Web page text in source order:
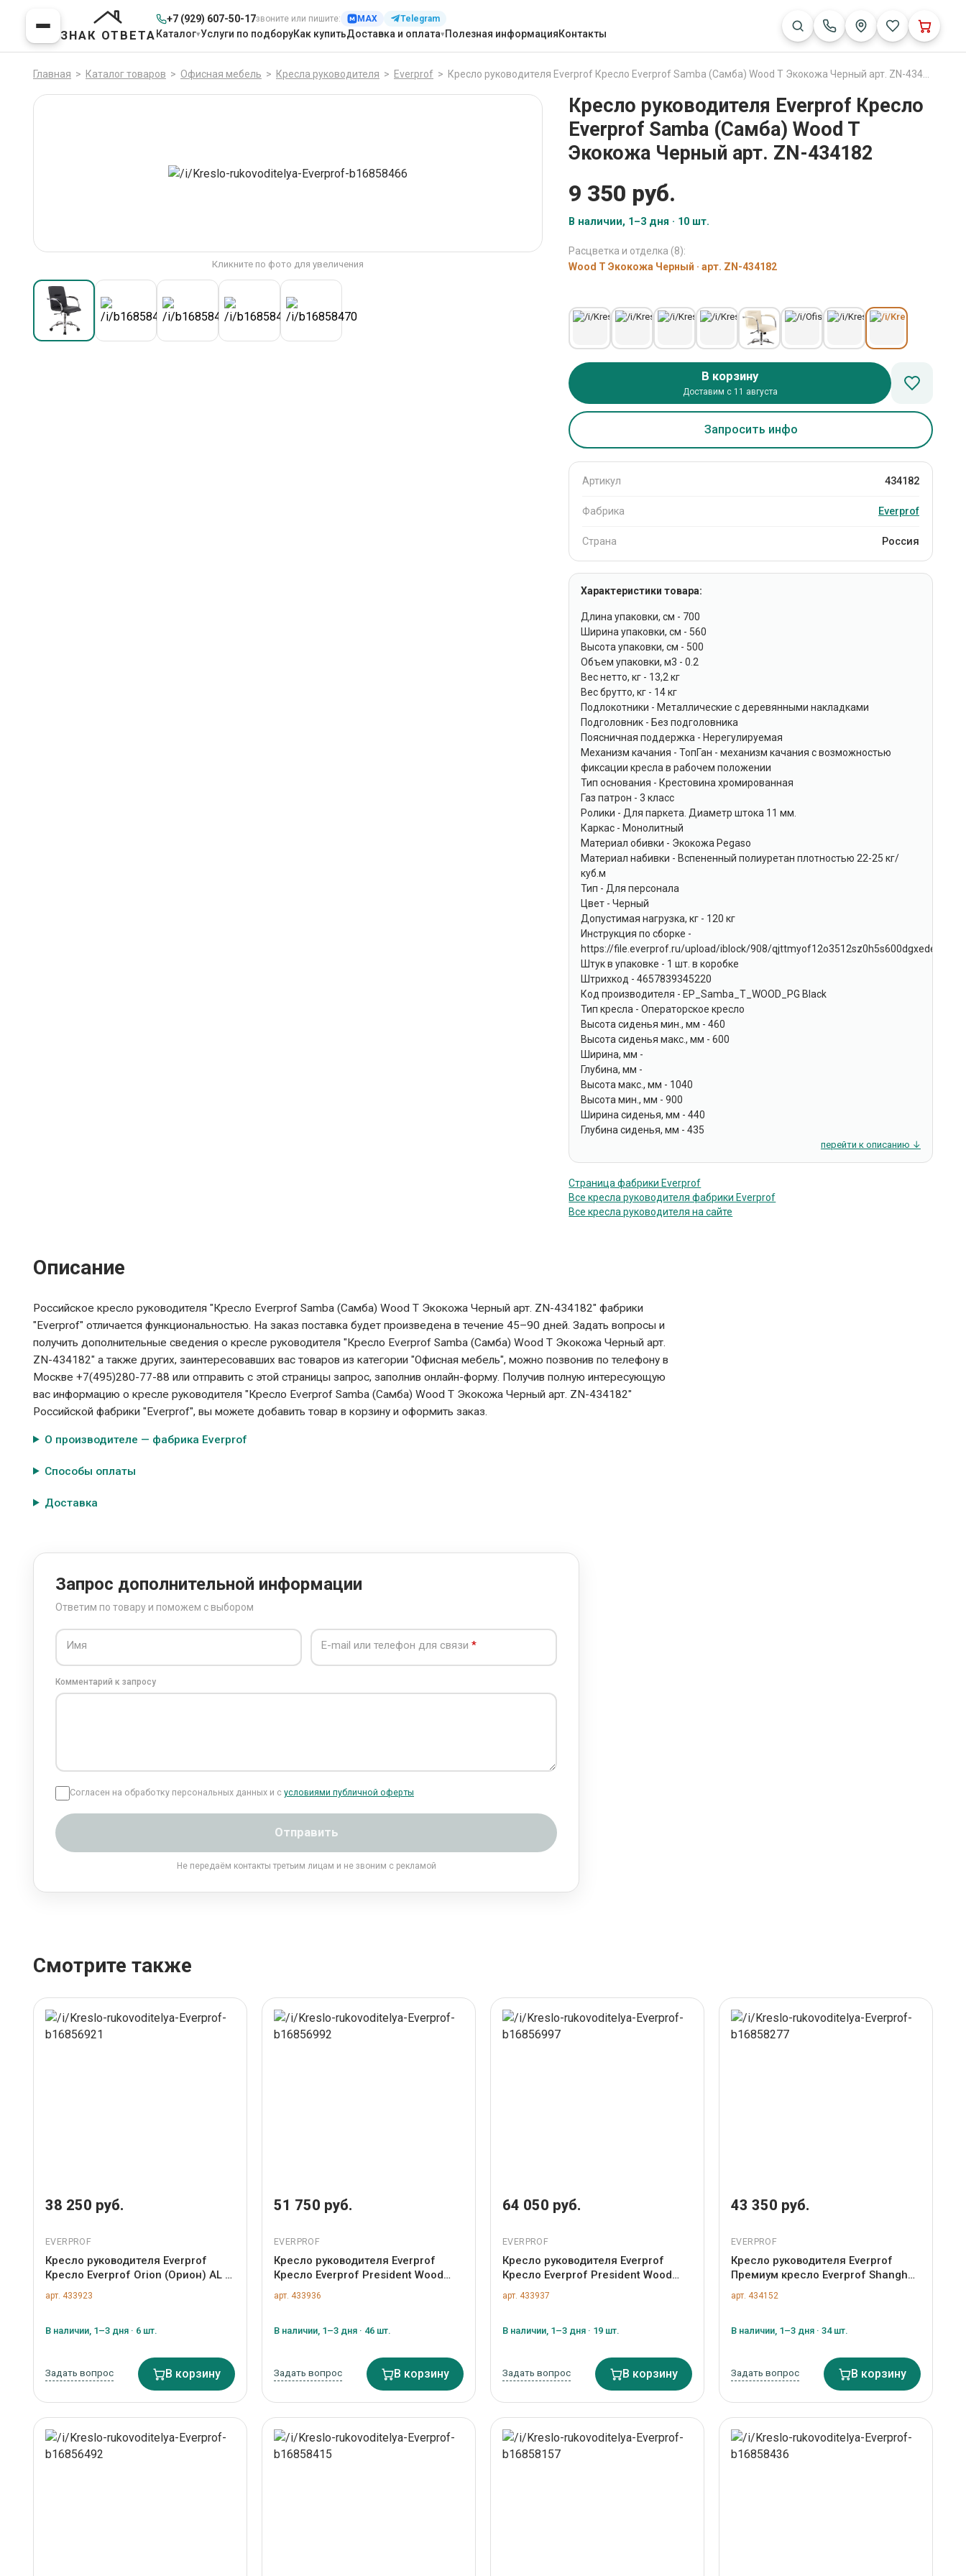
ЗНАК ОТВЕТА
+7 (929) 607-50-17звоните или пишите: MAX Telegram
Каталог Услуги по подборуКак купитьДоставка и оплата Полезная информацияКонтакты
Главная > Каталог товаров > Офисная мебель > Кресла руководителя > Everprof > Кресло руководителя Everprof Кресло Everprof Samba (Самба) Wood T Экокожа Черный арт. ZN-434182
Кликните по фото для увеличения
Кресло руководителя Everprof Кресло
Everprof Samba (Самба) Wood T
Экокожа Черный арт. ZN-434182
9 350 руб.
В наличии, 1–3 дня · 10 шт.
Расцветка и отделка (8):
Wood T Экокожа Черный · арт. ZN-434182
В корзину
Доставим с 11 августа
Запросить инфо
Артикул 434182
Фабрика Everprof
Страна Россия
Характеристики товара:
Длина упаковки, см - 700
Ширина упаковки, см - 560
Высота упаковки, см - 500
Объем упаковки, м3 - 0.2
Вес нетто, кг - 13,2 кг
Вес брутто, кг - 14 кг
Подлокотники - Металлические с деревянными накладками
Подголовник - Без подголовника
Поясничная поддержка - Нерегулируемая
Механизм качания - ТопГан - механизм качания с возможностью
фиксации кресла в рабочем положении
Тип основания - Крестовина хромированная
Газ патрон - 3 класс
Ролики - Для паркета. Диаметр штока 11 мм.
Каркас - Монолитный
Материал обивки - Экокожа Pegaso
Материал набивки - Вспененный полиуретан плотностью 22-25 кг/
куб.м
Тип - Для персонала
Цвет - Черный
Допустимая нагрузка, кг - 120 кг
Инструкция по сборке -
https://file.everprof.ru/upload/iblock/908/qjttmyof12o3512sz0h5s600dgxedezy.pdf
Штук в упаковке - 1 шт. в коробке
Штрихкод - 4657839345220
Код производителя - EP_Samba_T_WOOD_PG Black
Тип кресла - Операторское кресло
Высота сиденья мин., мм - 460
Высота сиденья макс., мм - 600
Ширина, мм -
Глубина, мм -
Высота макс., мм - 1040
Высота мин., мм - 900
Ширина сиденья, мм - 440
Глубина сиденья, мм - 435
перейти к описанию ↓
Страница фабрики Everprof
Все кресла руководителя фабрики Everprof
Все кресла руководителя на сайте
Описание
Российское кресло руководителя "Кресло Everprof Samba (Самба) Wood T Экокожа Черный арт. ZN-434182" фабрики
"Everprof" отличается функциональностью. На заказ поставка будет произведена в течение 45–90 дней. Задать вопросы и
получить дополнительные сведения о кресле руководителя "Кресло Everprof Samba (Самба) Wood T Экокожа Черный арт.
ZN-434182" а также других, заинтересовавших вас товаров из категории "Офисная мебель", можно позвонив по телефону в
Москве +7(495)280-77-88 или отправить с этой страницы запрос, заполнив онлайн-форму. Получив полную интересующую
вас информацию о кресле руководителя "Кресло Everprof Samba (Самба) Wood T Экокожа Черный арт. ZN-434182"
Российской фабрики "Everprof", вы можете добавить товар в корзину и оформить заказ.
О производителе — фабрика Everprof
Способы оплаты
Доставка
Запрос дополнительной информации
Ответим по товару и поможем с выбором
Имя E-mail или телефон для связи
Комментарий к запросу
Согласен на обработку персональных данных и с условиями публичной оферты
Отправить
Не передаём контакты третьим лицам и не звоним с рекламой
Смотрите также
38 250 руб.
EVERPROF
Кресло руководителя Everprof
Кресло Everprof Orion (Орион) AL M
Кожа Черный арт. ZN-433923
арт. 433923
В наличии, 1–3 дня · 6 шт.
Задать вопрос В корзину
51 750 руб.
EVERPROF
Кресло руководителя Everprof
Кресло Everprof President Wood
(Президент Вуд) Экокожа Черный
арт. ZN-433936
арт. 433936
В наличии, 1–3 дня · 46 шт.
Задать вопрос В корзину
64 050 руб.
EVERPROF
Кресло руководителя Everprof
Кресло Everprof President Wood
(Президент Вуд) Кожа Черный арт.
ZN-433937
арт. 433937
В наличии, 1–3 дня · 19 шт.
Задать вопрос В корзину
43 350 руб.
EVERPROF
Кресло руководителя Everprof
Премиум кресло Everprof Shanghai
(Шанхай) Ткань Синий арт. ZN-
434152
арт. 434152
В наличии, 1–3 дня · 34 шт.
Задать вопрос В корзину